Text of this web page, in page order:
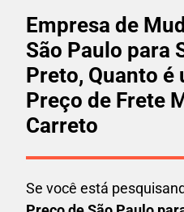
Empresa de
São Paulo para
Preto, Quanto é
Preço de Frete
Carreto
Se você está